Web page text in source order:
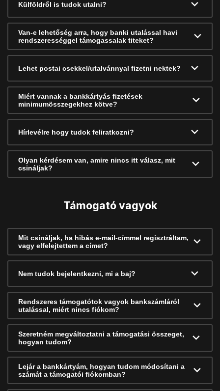
Külföldről is tudok utalni?
Van-e lehetőség arra, hogy banki utalással havi
rendszerességgel támogassalak titeket?
Lehet postai csekkel/utalvánnyal fizetni nektek?
Miért vannak a bankkártyás fizetések
minimumösszegekhez kötve?
Hírlevélre hogy tudok feliratkozni?
Olyan kérdésem van, amire nincs itt válasz, mit
csináljak?
Támogató vagyok
Mit csináljak, ha hibás e-mail-címmel regisztráltam,
vagy elfelejtettem a címet?
Nem tudok bejelentkezni, mi a baj?
Rendszeres támogatótok vagyok bankszámláról
utalással, miért nincs fiókom?
Szeretném megváltoztatni a támogatási összeget,
hogyan tudom?
Lejár a bankkártyám, hogyan tudom módosítani a
számát a támogatói fiókomban?